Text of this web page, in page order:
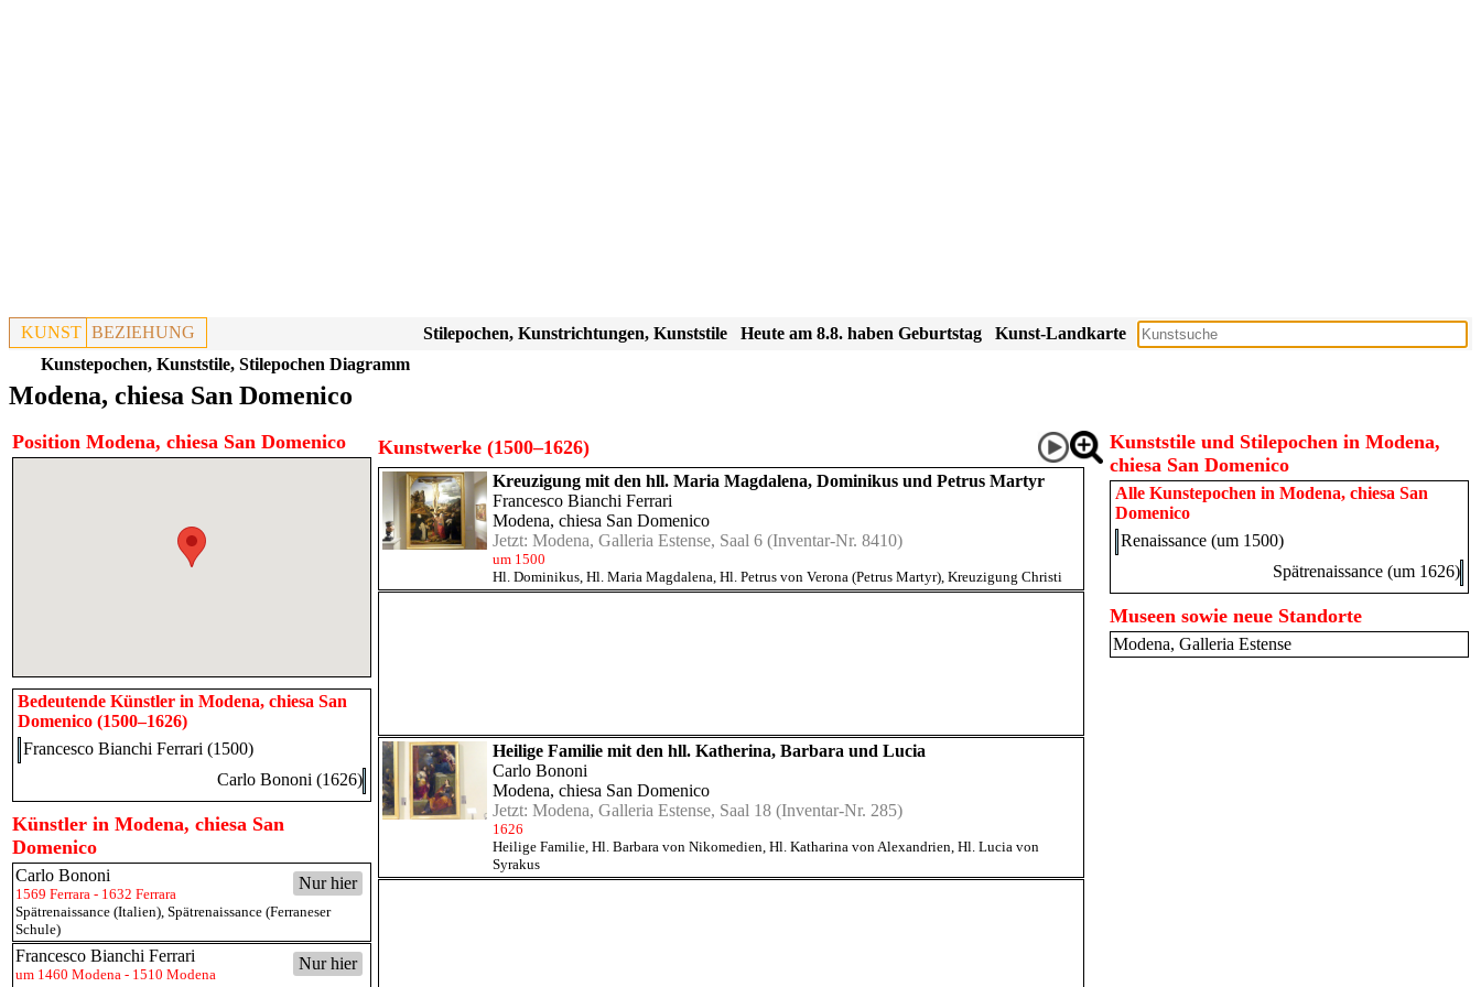
KUNST BEZIEHUNG Kunst-Landkarte
Heute am 8.8. haben Geburtstag
Stilepochen, Kunstrichtungen, Kunststile
Kunstepochen, Kunststile, Stilepochen Diagramm
Modena, chiesa San Domenico
Position Modena, chiesa San Domenico
Bedeutende Künstler in Modena, chiesa San
Domenico (1500–1626)
Francesco Bianchi Ferrari (1500)
Carlo Bononi (1626)
Künstler in Modena, chiesa San
Domenico
Nur hier
Carlo Bononi
1569 Ferrara - 1632 Ferrara
Spätrenaissance (Italien), Spätrenaissance (Ferraneser
Schule)
Nur hier
Francesco Bianchi Ferrari
um 1460 Modena - 1510 Modena
Kunstwerke (1500–1626)
Kreuzigung mit den hll. Maria Magdalena, Dominikus und Petrus Martyr
Francesco Bianchi Ferrari
Modena, chiesa San Domenico
Jetzt: Modena, Galleria Estense, Saal 6 (Inventar-Nr. 8410)
um 1500
Hl. Dominikus, Hl. Maria Magdalena, Hl. Petrus von Verona (Petrus Martyr), Kreuzigung Christi
Heilige Familie mit den hll. Katherina, Barbara und Lucia
Carlo Bononi
Modena, chiesa San Domenico
Jetzt: Modena, Galleria Estense, Saal 18 (Inventar-Nr. 285)
1626
Heilige Familie, Hl. Barbara von Nikomedien, Hl. Katharina von Alexandrien, Hl. Lucia von
Syrakus
Kunststile und Stilepochen in Modena,
chiesa San Domenico
Alle Kunstepochen in Modena, chiesa San
Domenico
Renaissance (um 1500)
Spätrenaissance (um 1626)
Museen sowie neue Standorte
Modena, Galleria Estense